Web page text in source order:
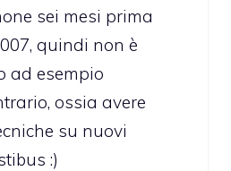
sei mesi prima
quindi non è
ad esempio
ossia avere
su nuovi
:)